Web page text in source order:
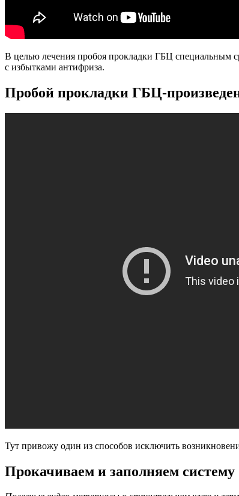
В целью лечения пробоя прокладки ГБЦ специальным
с избытками антифриза.
Пробой прокладки ГБЦ-
Тут привожу один из способов исключить
Прокачиваем и заполняем систему